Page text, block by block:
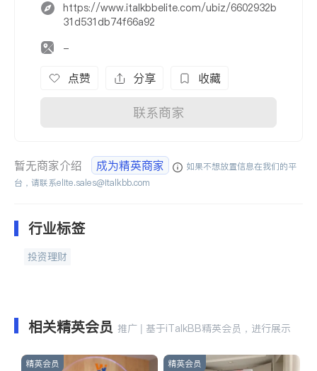
https://www.italkbbelite.com/ubiz/6602932b
31d531db74f66a92
-
点赞 分享 收藏
联系商家
暂无商家介绍 成为精英商家
如果不想放置信息在我们的平
台，请联系elite.sales@italkbb.com
行业标签
投资理财
相关精英会员 推广 | 基于iTalkBB精英会员，进行展示
精英会员 精英会员